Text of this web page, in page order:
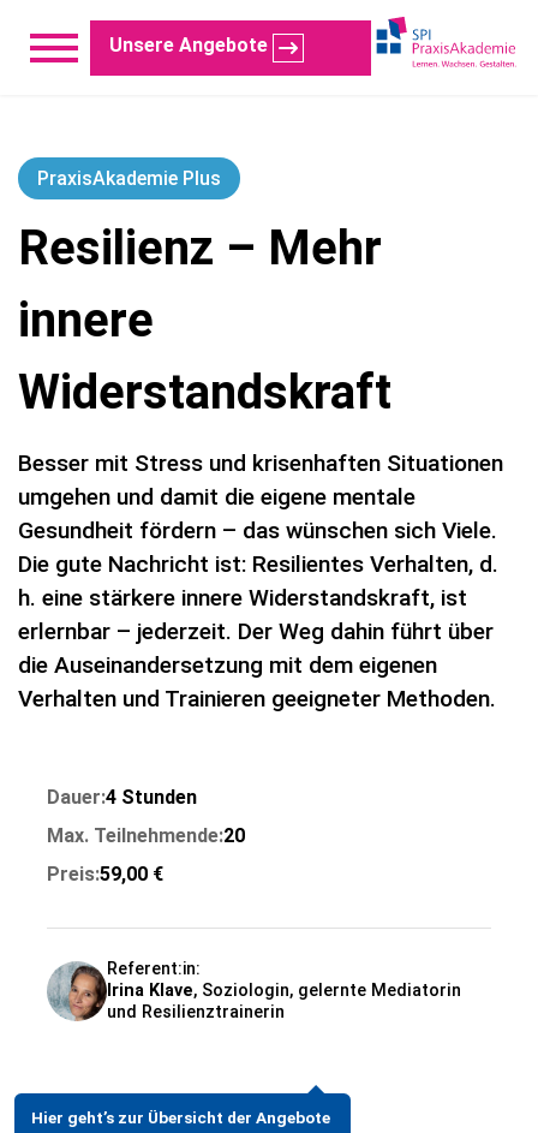
Unsere Angebote
PraxisAkademie Plus
Resilienz – Mehr
innere
Widerstandskraft
Besser mit Stress und krisenhaften Situationen
umgehen und damit die eigene mentale
Gesundheit fördern – das wünschen sich Viele.
Die gute Nachricht ist: Resilientes Verhalten, d.
h. eine stärkere innere Widerstandskraft, ist
erlernbar – jederzeit. Der Weg dahin führt über
die Auseinandersetzung mit dem eigenen
Verhalten und Trainieren geeigneter Methoden.
Dauer:4 Stunden
Max. Teilnehmende:20
Preis:59,00 €
Referent:in:
Irina Klave, Soziologin, gelernte Mediatorin
und Resilienztrainerin
Hier geht’s zur Übersicht der Angebote